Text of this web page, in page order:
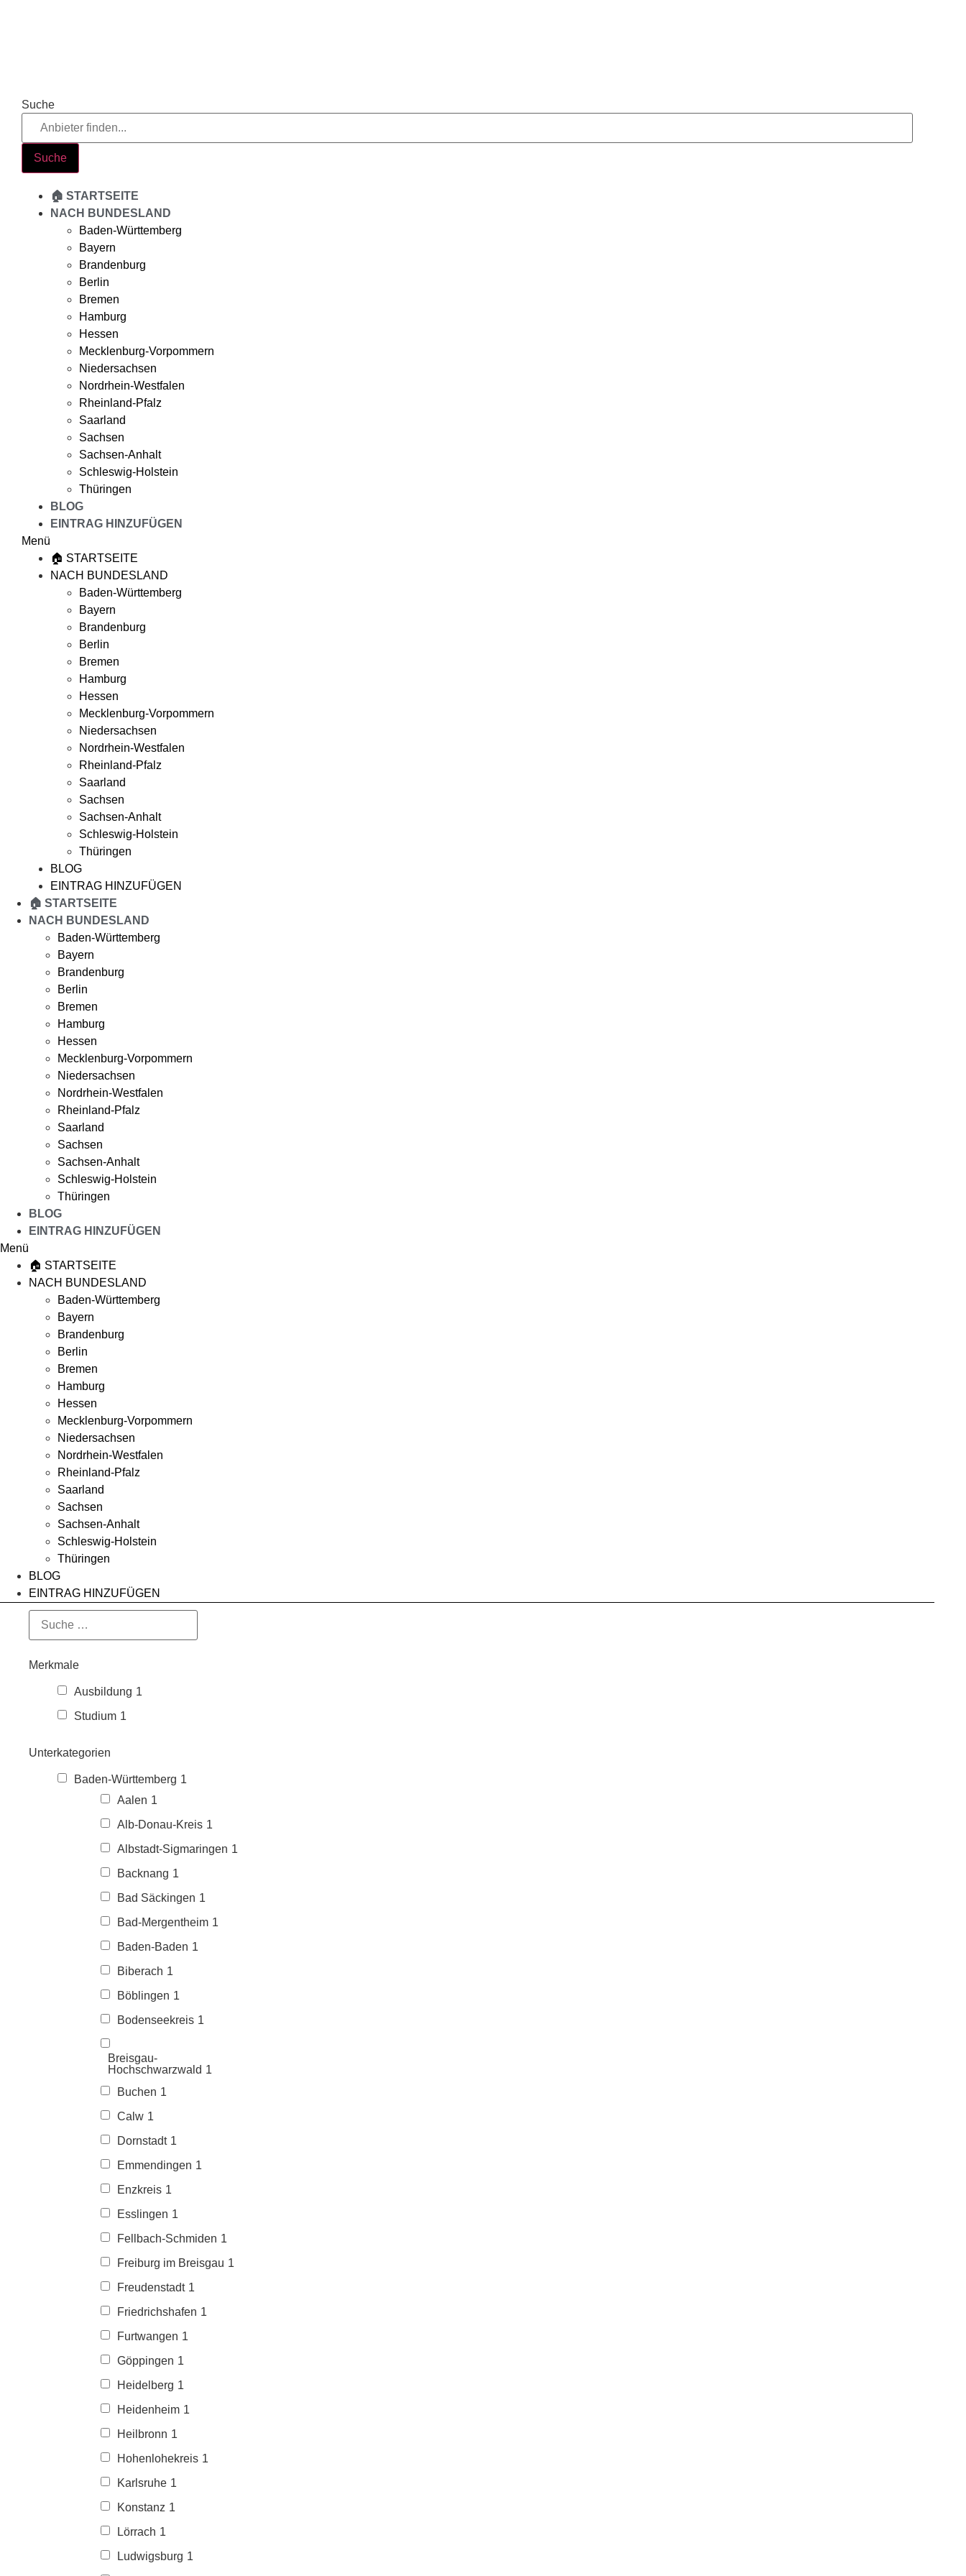
Suche
Suche
🏠 STARTSEITE
NACH BUNDESLAND
Baden-Württemberg
Bayern
Brandenburg
Berlin
Bremen
Hamburg
Hessen
Mecklenburg-Vorpommern
Niedersachsen
Nordrhein-Westfalen
Rheinland-Pfalz
Saarland
Sachsen
Sachsen-Anhalt
Schleswig-Holstein
Thüringen
BLOG
EINTRAG HINZUFÜGEN
Menü
🏠 STARTSEITE
NACH BUNDESLAND
Baden-Württemberg
Bayern
Brandenburg
Berlin
Bremen
Hamburg
Hessen
Mecklenburg-Vorpommern
Niedersachsen
Nordrhein-Westfalen
Rheinland-Pfalz
Saarland
Sachsen
Sachsen-Anhalt
Schleswig-Holstein
Thüringen
BLOG
EINTRAG HINZUFÜGEN
🏠 STARTSEITE
NACH BUNDESLAND
Baden-Württemberg
Bayern
Brandenburg
Berlin
Bremen
Hamburg
Hessen
Mecklenburg-Vorpommern
Niedersachsen
Nordrhein-Westfalen
Rheinland-Pfalz
Saarland
Sachsen
Sachsen-Anhalt
Schleswig-Holstein
Thüringen
BLOG
EINTRAG HINZUFÜGEN
Menü
🏠 STARTSEITE
NACH BUNDESLAND
Baden-Württemberg
Bayern
Brandenburg
Berlin
Bremen
Hamburg
Hessen
Mecklenburg-Vorpommern
Niedersachsen
Nordrhein-Westfalen
Rheinland-Pfalz
Saarland
Sachsen
Sachsen-Anhalt
Schleswig-Holstein
Thüringen
BLOG
EINTRAG HINZUFÜGEN
Merkmale
Ausbildung 1
Studium 1
Unterkategorien
Baden-Württemberg 1
Aalen 1
Alb-Donau-Kreis 1
Albstadt-Sigmaringen 1
Backnang 1
Bad Säckingen 1
Bad-Mergentheim 1
Baden-Baden 1
Biberach 1
Böblingen 1
Bodenseekreis 1
Breisgau-
Hochschwarzwald 1
Buchen 1
Calw 1
Dornstadt 1
Emmendingen 1
Enzkreis 1
Esslingen 1
Fellbach-Schmiden 1
Freiburg im Breisgau 1
Freudenstadt 1
Friedrichshafen 1
Furtwangen 1
Göppingen 1
Heidelberg 1
Heidenheim 1
Heilbronn 1
Hohenlohekreis 1
Karlsruhe 1
Konstanz 1
Lörrach 1
Ludwigsburg 1